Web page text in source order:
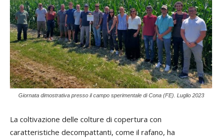
Giornata dimostrativa presso il campo sperimentale di Cona (FE). Luglio 2023
La coltivazione delle colture di copertura con
caratteristiche decompattanti, come il rafano, ha